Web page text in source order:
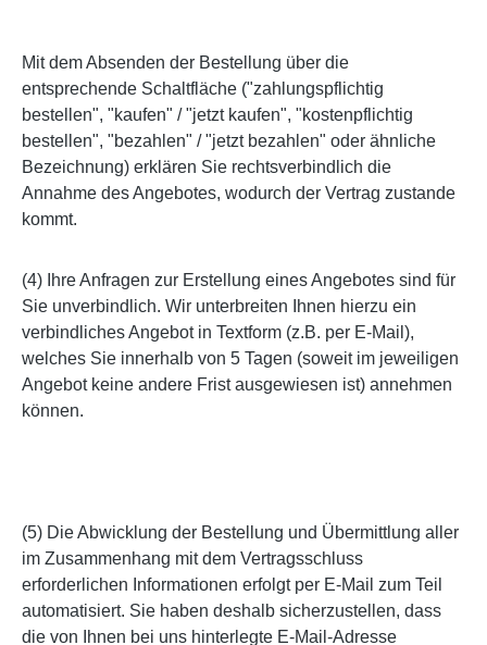
Mit dem Absenden der Bestellung über die
entsprechende Schaltfläche ("zahlungspflichtig
bestellen", "kaufen" / "jetzt kaufen", "kostenpflichtig
bestellen", "bezahlen" / "jetzt bezahlen" oder ähnliche
Bezeichnung) erklären Sie rechtsverbindlich die
Annahme des Angebotes, wodurch der Vertrag zustande
kommt.
(4) Ihre Anfragen zur Erstellung eines Angebotes sind für
Sie unverbindlich. Wir unterbreiten Ihnen hierzu ein
verbindliches Angebot in Textform (z.B. per E-Mail),
welches Sie innerhalb von 5 Tagen (soweit im jeweiligen
Angebot keine andere Frist ausgewiesen ist) annehmen
können.
(5) Die Abwicklung der Bestellung und Übermittlung aller
im Zusammenhang mit dem Vertragsschluss
erforderlichen Informationen erfolgt per E-Mail zum Teil
automatisiert. Sie haben deshalb sicherzustellen, dass
die von Ihnen bei uns hinterlegte E-Mail-Adresse